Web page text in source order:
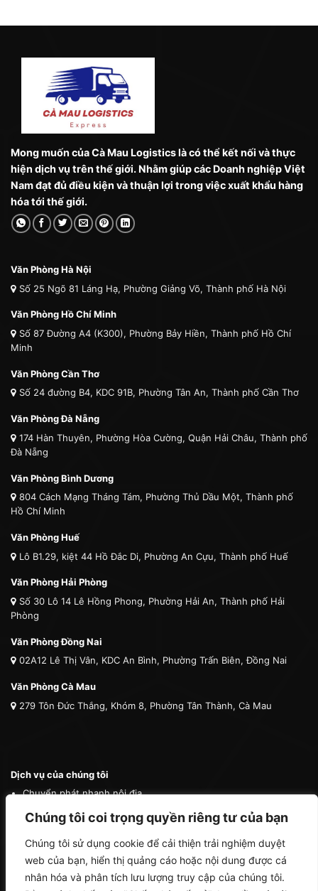
Chúng tôi coi trọng quyền riêng tư của bạn
Chúng tôi sử dụng cookie để cải thiện trải nghiệm duyệt
web của bạn, hiển thị quảng cáo hoặc nội dung được cá
nhân hóa và phân tích lưu lượng truy cập của chúng tôi.
Mong muốn của Cà Mau Logistics là có thể kết nối và thực
hiện dịch vụ trên thế giới. Nhằm giúp các Doanh nghiệp Việt
Nam đạt đủ điều kiện và thuận lợi trong việc xuất khẩu hàng
hóa tới thế giới.
Văn Phòng Hà Nội
Số 25 Ngõ 81 Láng Hạ, Phường Giảng Võ, Thành phố Hà Nội
Văn Phòng Hồ Chí Minh
Số 87 Đường A4 (K300), Phường Bảy Hiền, Thành phố Hồ Chí
Minh
Văn Phòng Cần Thơ
Số 24 đường B4, KDC 91B, Phường Tân An, Thành phố Cần Thơ
Văn Phòng Đà Nẵng
174 Hàn Thuyên, Phường Hòa Cường, Quận Hải Châu, Thành phố
Đà Nẵng
Văn Phòng Bình Dương
804 Cách Mạng Tháng Tám, Phường Thủ Dầu Một, Thành phố
Hồ Chí Minh
Văn Phòng Huế
Lô B1.29, kiệt 44 Hồ Đắc Di, Phường An Cựu, Thành phố Huế
Văn Phòng Hải Phòng
Số 30 Lô 14 Lê Hồng Phong, Phường Hải An, Thành phố Hải
Phòng
Văn Phòng Đồng Nai
02A12 Lê Thị Vân, KDC An Bình, Phường Trấn Biên, Đồng Nai
Văn Phòng Cà Mau
279 Tôn Đức Thắng, Khóm 8, Phường Tân Thành, Cà Mau
Dịch vụ của chúng tôi
Chuyển phát nhanh nội địa
Chuyển phát nhanh quốc tế
Vận chuyển thú cưng
Mua hộ hàng nước ngoài